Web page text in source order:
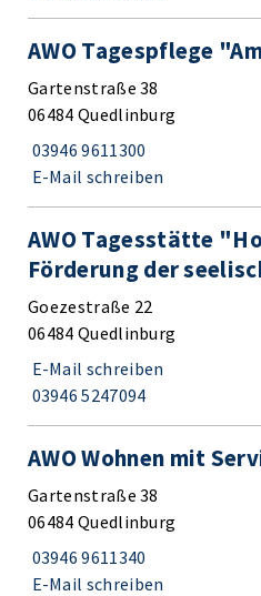
AWO Tagespflege
Gartenstraße 38
06484 Quedlinburg
03946 9611300
E-Mail schreiben
AWO Tagesstätte
Förderung der
Goezestraße 22
06484 Quedlinburg
E-Mail schreiben
03946 5247094
AWO Wohnen mit
Gartenstraße 38
06484 Quedlinburg
03946 9611340
E-Mail schreiben